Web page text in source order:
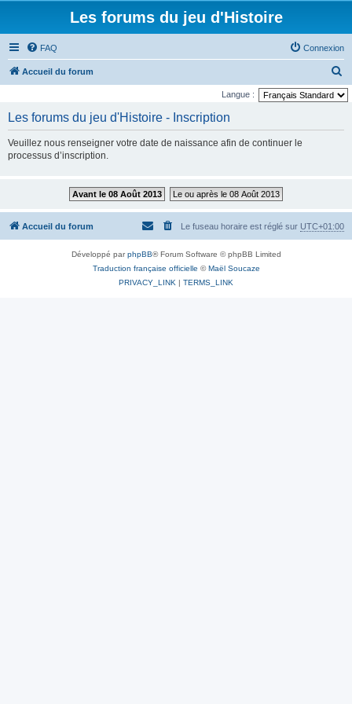
Les forums du jeu d'Histoire
FAQ Connexion
Accueil du forum
e
r
Langue :
Les forums du jeu d'Histoire - Inscription
Veuillez nous renseigner votre date de naissance afin de continuer le
processus d’inscription.
Avant le 08 Août 2013 Le ou après le 08 Août 2013
Accueil du forum Le fuseau horaire est réglé sur UTC+01:00
Développé parphpBB® Forum Software © phpBB Limited
Traduction française officielle ©Maël Soucaze
PRIVACY_LINK | TERMS_LINK